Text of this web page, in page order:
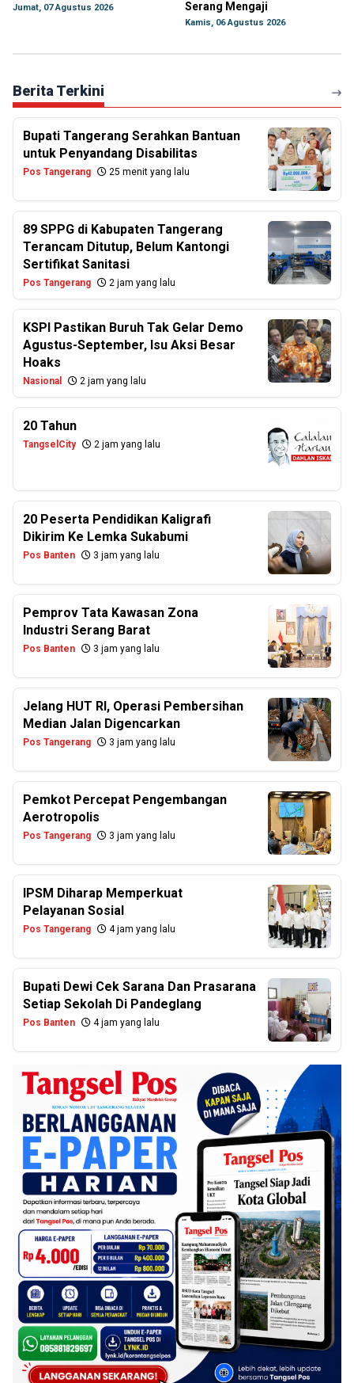
Jumat, 07 Agustus 2026 Serang Mengaji
Kamis, 06 Agustus 2026
Berita Terkini
Bupati Tangerang Serahkan Bantuan
untuk Penyandang Disabilitas
Pos Tangerang 25 menit yang lalu
89 SPPG di Kabupaten Tangerang
Terancam Ditutup, Belum Kantongi
Sertifikat Sanitasi
Pos Tangerang 2 jam yang lalu
KSPI Pastikan Buruh Tak Gelar Demo
Agustus-September, Isu Aksi Besar
Hoaks
Nasional 2 jam yang lalu
20 Tahun
TangselCity 2 jam yang lalu
20 Peserta Pendidikan Kaligrafi
Dikirim Ke Lemka Sukabumi
Pos Banten 3 jam yang lalu
Pemprov Tata Kawasan Zona
Industri Serang Barat
Pos Banten 3 jam yang lalu
Jelang HUT RI, Operasi Pembersihan
Median Jalan Digencarkan
Pos Tangerang 3 jam yang lalu
Pemkot Percepat Pengembangan
Aerotropolis
Pos Tangerang 3 jam yang lalu
IPSM Diharap Memperkuat
Pelayanan Sosial
Pos Tangerang 4 jam yang lalu
Bupati Dewi Cek Sarana Dan Prasarana
Setiap Sekolah Di Pandeglang
Pos Banten 4 jam yang lalu